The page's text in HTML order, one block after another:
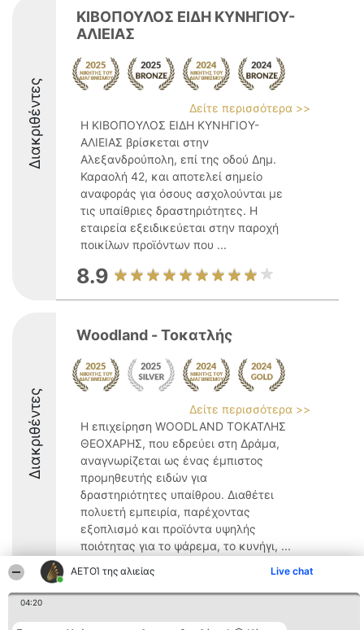
ΑΕΤΟΊ της αλιείας Live chat
04:20
Διακριθέντες
ΚΙΒΟΠΟΥΛΟΣ ΕΙΔΗ ΚΥΝΗΓΙΟΥ-
ΑΛΙΕΙΑΣ
Δείτε περισσότερα >>
Η ΚΙΒΟΠΟΥΛΟΣ ΕΙΔΗ ΚΥΝΗΓΙΟΥ-
ΑΛΙΕΙΑΣ βρίσκεται στην
Αλεξανδρούπολη, επί της οδού Δημ.
Καραολή 42, και αποτελεί σημείο
αναφοράς για όσους ασχολούνται με
τις υπαίθριες δραστηριότητες. Η
εταιρεία εξειδικεύεται στην παροχή
ποικίλων προϊόντων που ...
8.9
Διακριθέντες
Woodland - Τοκατλής
Δείτε περισσότερα >>
Η επιχείρηση WOODLAND ΤΟΚΑΤΛΗΣ
ΘΕΟΧΑΡΗΣ, που εδρεύει στη Δράμα,
αναγνωρίζεται ως ένας έμπιστος
προμηθευτής ειδών για
δραστηριότητες υπαίθρου. Διαθέτει
πολυετή εμπειρία, παρέχοντας
εξοπλισμό και προϊόντα υψηλής
ποιότητας για το ψάρεμα, το κυνήγι, ...
9.2